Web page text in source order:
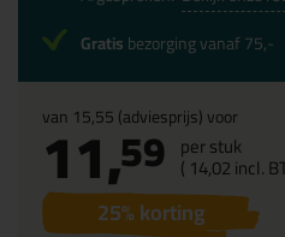
van 15,55(adviesprijs) voor
11,59 per stuk
( 14,02incl.
25% korting
Gratisbezorging vanaf 75,-